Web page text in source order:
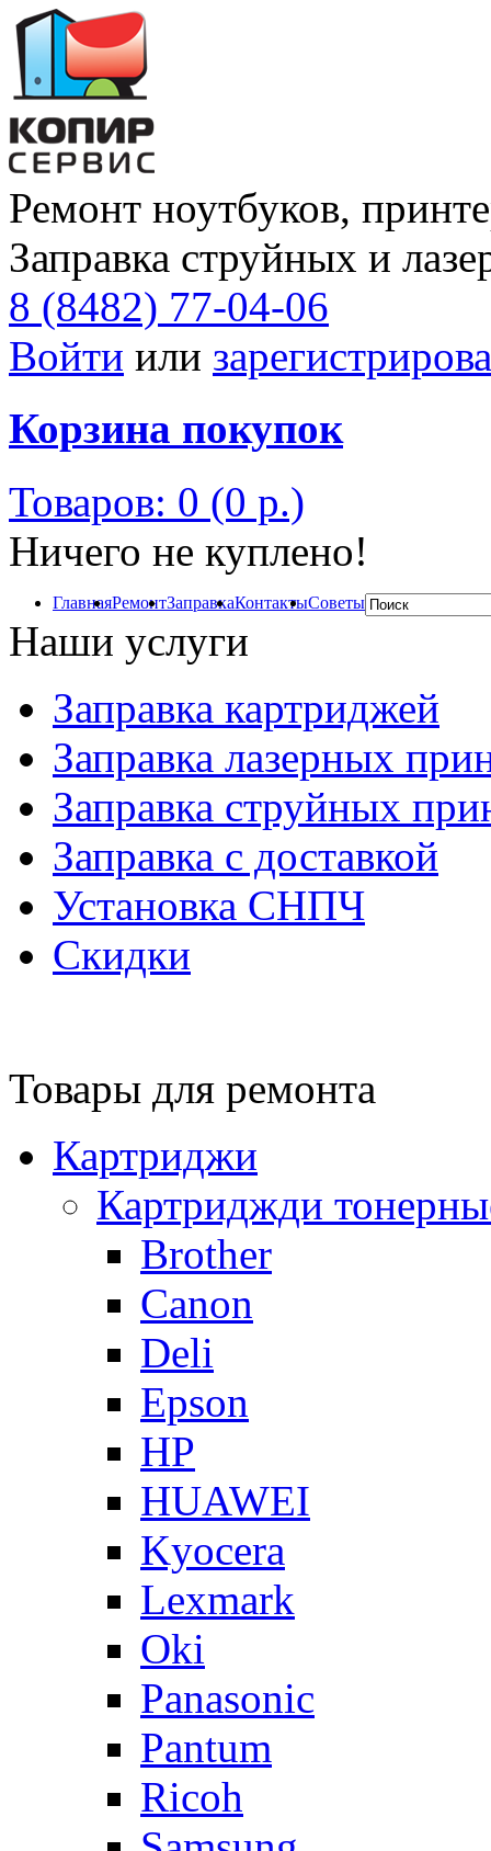
Ремонт ноутбуков,
Заправка струйных и
8 (8482) 77-04-06
Войти или
Корзина покупок
Товаров: 0 (0 р.)
Ничего не куплено!
ГлавнаяРемонтЗаправкаКонтактыСоветы
Наши услуги
Заправка картриджей
Заправка лазерных
Заправка струйных
Заправка с доставкой
Установка СНПЧ
Скидки
Товары для ремонта
Картриджи
Картриджди
Brother
Canon
Deli
Epson
HP
HUAWEI
Kyocera
Lexmark
Oki
Panasonic
Pantum
Ricoh